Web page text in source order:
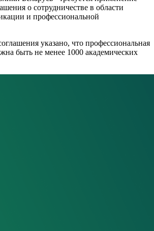
о сотрудничестве в области
и профессиональной
указано, что профессиональная
быть не менее 1000 академических